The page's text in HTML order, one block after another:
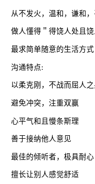
从不发火，温和，谦和
做人懂得＂得饶人处且饶
最求简单随意的生活方式
沟通特点:
以柔克刚，不战而屈人之
避免冲突，注重双赢
心平气和且慢条斯理
善于接纳他人意见
最佳的倾听者，极具耐心
擅长让别人感觉舒适